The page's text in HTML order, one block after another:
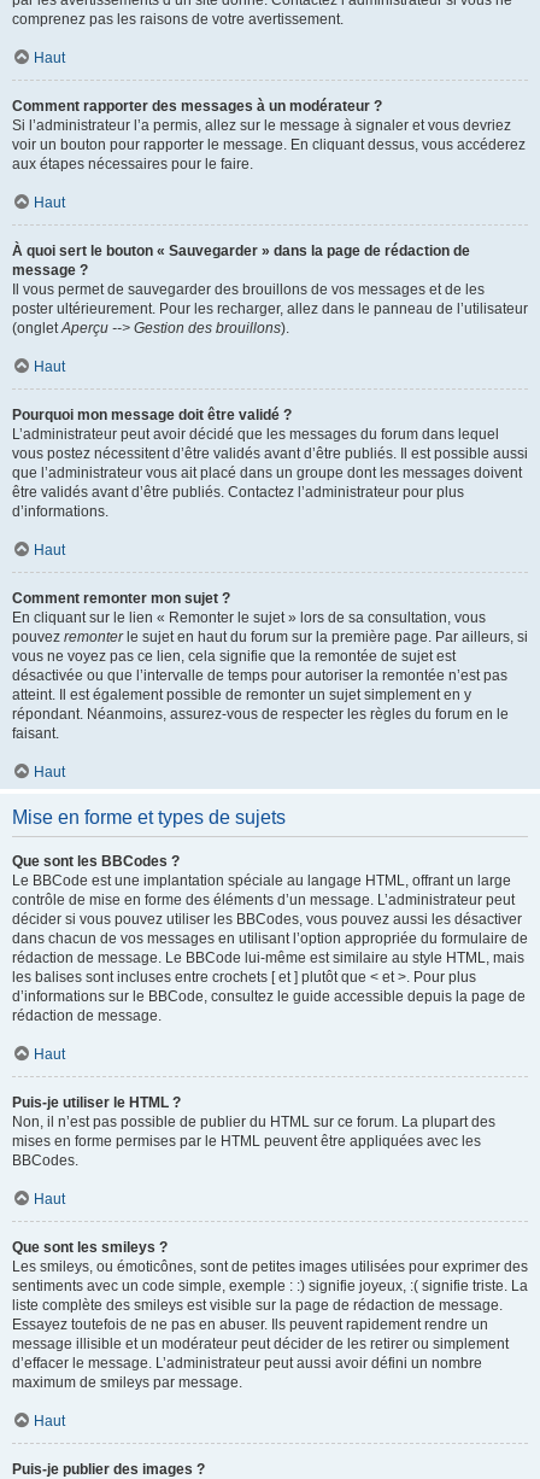
comprenez pas les raisons de votre avertissement.
Haut
Comment rapporter des messages à un modérateur ?
Si l’administrateur l’a permis, allez sur le message à signaler et vous devriez
voir un bouton pour rapporter le message. En cliquant dessus, vous accéderez
aux étapes nécessaires pour le faire.
Haut
À quoi sert le bouton « Sauvegarder » dans la page de rédaction de
message ?
Il vous permet de sauvegarder des brouillons de vos messages et de les
poster ultérieurement. Pour les recharger, allez dans le panneau de l’utilisateur
(ongletAperçu --> Gestion des brouillons).
Haut
Pourquoi mon message doit être validé ?
L’administrateur peut avoir décidé que les messages du forum dans lequel
vous postez nécessitent d’être validés avant d’être publiés. Il est possible aussi
que l’administrateur vous ait placé dans un groupe dont les messages doivent
être validés avant d’être publiés. Contactez l’administrateur pour plus
d’informations.
Haut
Comment remonter mon sujet ?
En cliquant sur le lien « Remonter le sujet » lors de sa consultation, vous
pouvez remonterle sujet en haut du forum sur la première page. Par ailleurs, si
vous ne voyez pas ce lien, cela signifie que la remontée de sujet est
désactivée ou que l’intervalle de temps pour autoriser la remontée n’est pas
atteint. Il est également possible de remonter un sujet simplement en y
répondant. Néanmoins, assurez-vous de respecter les règles du forum en le
faisant.
Haut
Mise en forme et types de sujets
Que sont les BBCodes ?
Le BBCode est une implantation spéciale au langage HTML, offrant un large
contrôle de mise en forme des éléments d’un message. L’administrateur peut
décider si vous pouvez utiliser les BBCodes, vous pouvez aussi les désactiver
dans chacun de vos messages en utilisant l’option appropriée du formulaire de
rédaction de message. Le BBCode lui-même est similaire au style HTML, mais
les balises sont incluses entre crochets [ et ] plutôt que < et >. Pour plus
d’informations sur le BBCode, consultez le guide accessible depuis la page de
rédaction de message.
Haut
Puis-je utiliser le HTML ?
Non, il n’est pas possible de publier du HTML sur ce forum. La plupart des
mises en forme permises par le HTML peuvent être appliquées avec les
BBCodes.
Haut
Que sont les smileys ?
Les smileys, ou émoticônes, sont de petites images utilisées pour exprimer des
sentiments avec un code simple, exemple : :) signifie joyeux, :( signifie triste. La
liste complète des smileys est visible sur la page de rédaction de message.
Essayez toutefois de ne pas en abuser. Ils peuvent rapidement rendre un
message illisible et un modérateur peut décider de les retirer ou simplement
d’effacer le message. L’administrateur peut aussi avoir défini un nombre
maximum de smileys par message.
Haut
Puis-je publier des images ?